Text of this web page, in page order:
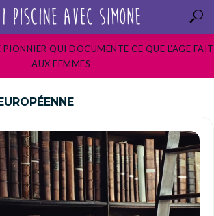
QUI DOCUMENTE CE QUE L’AGE FAIT
AUX FEMMES